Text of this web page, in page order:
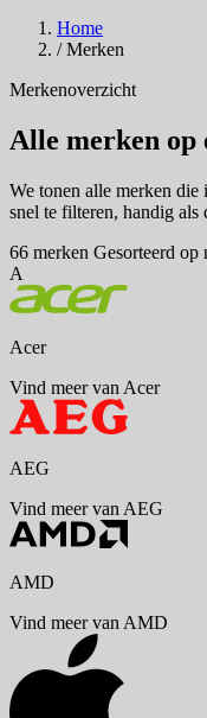
Home
/ Merken
Merkenoverzicht
Alle merken op
We tonen alle merken
snel te filteren, handig
66 merken Gesorteerd op
A
Acer
Vind meer van Acer
AEG
Vind meer van AEG
AMD
Vind meer van AMD